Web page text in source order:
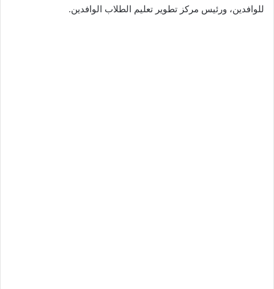
للوافدين، ورئيس مركز تطوير تعليم الطلاب الوافدين.